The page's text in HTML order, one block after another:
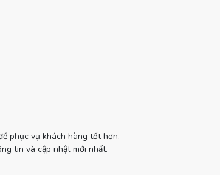
phục vụ khách hàng tốt hơn.
tin và cập nhật mới nhất.